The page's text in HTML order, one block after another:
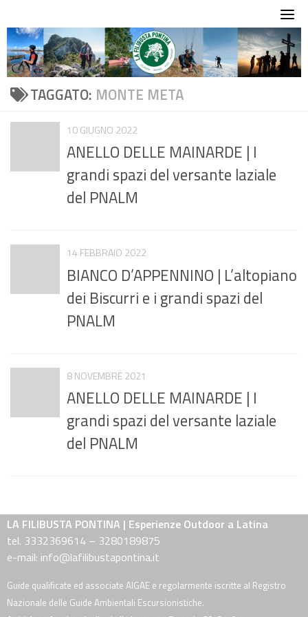
to
content
TAGGATO: MONTE META
10 GIUGNO 2022
ANELLO DELLE MAINARDE | I
grandi spazi del versante laziale
del PNALM
14 FEBBRAIO 2022
BIANCO D’APPENNINO | L’altopiano
dei Biscurri e i grandi spazi del
PNALM
8 NOVEMBRE 2021
ANELLO DELLE MAINARDE | I
grandi spazi del versante laziale
del PNALM
LA FILIBUSTA PONTINA | Esperienze Outdoor a Latina
tel. 3332369614 – 3280189875
e-mail: info@lafilibustapontina.it
Guide qualificate ed associate AIGAE e regolarmente iscritte al Registro
Nazionale delle Guide Ambientali Escursionistiche.